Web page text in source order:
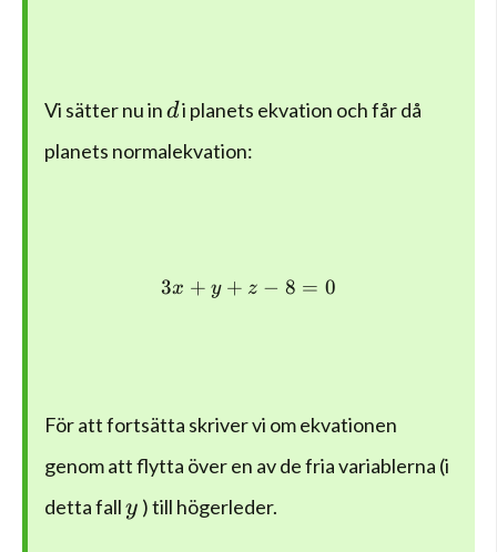
Vi sätter nu in d
di planets ekvation och får då
planets normalekvation:
3x+y+z-8=0
3x + y + z − 8 = 0
För att fortsätta skriver vi om ekvationen
genom att flytta över en av de fria variablerna (i
detta fally
y ) till högerleder.